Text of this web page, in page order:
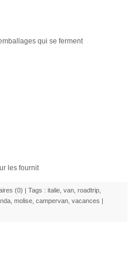
qui se ferment
les fournit
(0) | Tags : italie van roadtrip
molise campervan vacances |